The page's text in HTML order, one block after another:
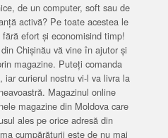
de un computer, soft sau de
activă? Pe toate acestea le
efort și economisind timp!
Chișinău vă vine în ajutor și
magazine. Puteți comanda
iar curierul nostru vi-l va livra la
Magazinul online
magazine din Moldova care
ales pe orice adresă din
cumpărăturii este de nu mai